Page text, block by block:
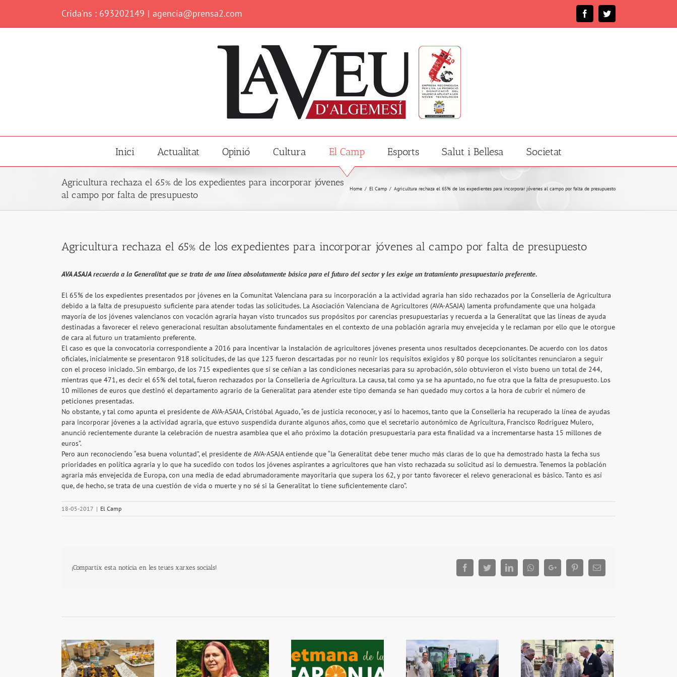
content
Crida'ns : 693202149 | agencia@prensa2.com FacebookTwitter
Inici Actualitat Opinió Cultura El Camp Esports Salut i Bellesa Societat
Agricultura rechaza el 65% de los expedientes para incorporar jóvenes
al campo por falta de presupuesto
Home / El Camp / Agricultura rechaza el 65% de los expedientes para incorporar jóvenes al campo por falta de presupuesto
Agricultura rechaza el 65% de los expedientes para incorporar jóvenes al campo por falta de presupuesto
AVA ASAJA recuerda a la Generalitat que se trata de una línea absolutamente básica para el futuro del sector y les exige un tratamiento presupuestario preferente.
El 65% de los expedientes presentados por jóvenes en la Comunitat Valenciana para su incorporación a la actividad agraria han sido rechazados por la Conselleria de Agricultura
debido a la falta de presupuesto suficiente para atender todas las solicitudes. La Asociación Valenciana de Agricultores (AVA-ASAJA) lamenta profundamente que una holgada
mayoría de los jóvenes valencianos con vocación agraria hayan visto truncados sus propósitos por carencias presupuestarias y recuerda a la Generalitat que las líneas de ayuda
destinadas a favorecer el relevo generacional resultan absolutamente fundamentales en el contexto de una población agraria muy envejecida y le reclaman por ello que le otorgue
de cara al futuro un tratamiento preferente.
El caso es que la convocatoria correspondiente a 2016 para incentivar la instalación de agricultores jóvenes presenta unos resultados decepcionantes. De acuerdo con los datos
oficiales, inicialmente se presentaron 918 solicitudes, de las que 123 fueron descartadas por no reunir los requisitos exigidos y 80 porque los solicitantes renunciaron a seguir
con el proceso iniciado. Sin embargo, de los 715 expedientes que sí se ceñían a las condiciones necesarias para su aprobación, sólo obtuvieron el visto bueno un total de 244,
mientras que 471, es decir el 65% del total, fueron rechazados por la Conselleria de Agricultura. La causa, tal como ya se ha apuntado, no fue otra que la falta de presupuesto. Los
10 millones de euros que destinó el departamento agrario de la Generalitat para atender este tipo demanda se han quedado muy cortos a la hora de cubrir el número de
peticiones presentadas.
No obstante, y tal como apunta el presidente de AVA-ASAJA, Cristóbal Aguado, “es de justicia reconocer, y así lo hacemos, tanto que la Conselleria ha recuperado la línea de ayudas
para incorporar jóvenes a la actividad agraria, que estuvo suspendida durante algunos años, como que el secretario autonómico de Agricultura, Francisco Rodríguez Mulero,
anunció recientemente durante la celebración de nuestra asamblea que el año próximo la dotación presupuestaria para esta finalidad va a incrementarse hasta 15 millones de
euros”.
Pero aun reconociendo “esa buena voluntad”, el presidente de AVA-ASAJA entiende que “la Generalitat debe tener mucho más claras de lo que ha demostrado hasta la fecha sus
prioridades en política agraria y lo que ha sucedido con todos los jóvenes aspirantes a agricultores que han visto rechazada su solicitud así lo demuestra. Tenemos la población
agraria más envejecida de Europa, con una media de edad abrumadoramente mayoritaria que supera los 62, y por tanto favorecer el relevo generacional es básico. Tanto es así
que, de hecho, se trata de una cuestión de vida o muerte y no sé si la Generalitat lo tiene suficientemente claro”.
18-05-2017 | El Camp
¡Compartix esta notícia en les teues xarxes socials! FacebookTwitterLinkedInWhatsappGoogle+ PinterestEmail